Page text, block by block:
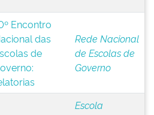
Encontro
das
de
Rede Nacional
de Escolas de
Governo
Escola